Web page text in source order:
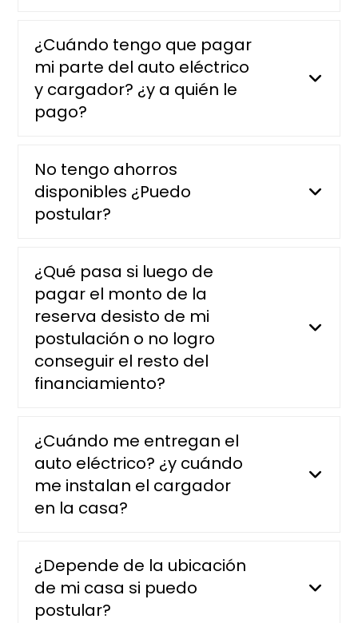
¿Cuándo tengo que pagar
mi parte del auto eléctrico
y cargador? ¿y a quién le
pago?
No tengo ahorros
disponibles ¿Puedo
postular?
¿Qué pasa si luego de
pagar el monto de la
reserva desisto de mi
postulación o no logro
conseguir el resto del
financiamiento?
¿Cuándo me entregan el
auto eléctrico? ¿y cuándo
me instalan el cargador
en la casa?
¿Depende de la ubicación
de mi casa si puedo
postular?